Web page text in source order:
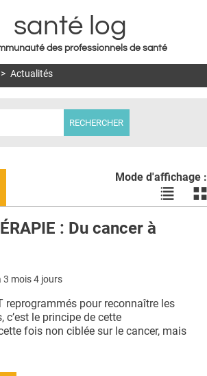
Jump to navigation
santé log
des professionnels de santé
> Actualités
Mode d'affichage :
Voir
les
les
: Du cancer à
3 mois 4 jours
reprogrammés pour reconnaître les
c’est le principe de cette
fois non ciblée sur le cancer, mais